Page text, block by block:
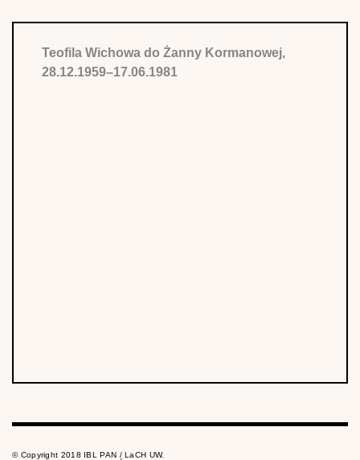
Teofila Wichowa do Żanny Kormanowej,
28.12.1959–17.06.1981
© Copyright 2018 IBL PAN / LaCH UW.